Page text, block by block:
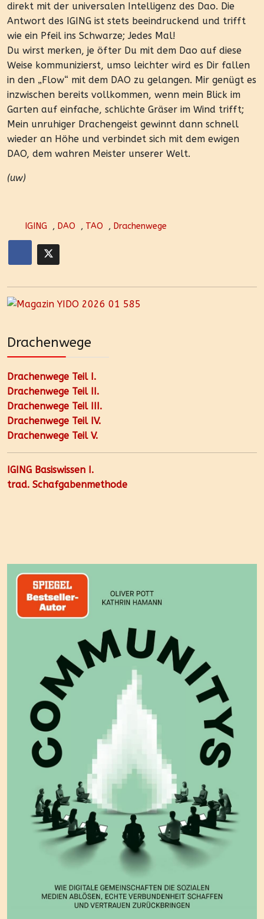
direkt mit der universalen Intelligenz des Dao. Die
Antwort des IGING ist stets beeindruckend und trifft
wie ein Pfeil ins Schwarze; Jedes Mal!
Du wirst merken, je öfter Du mit dem Dao auf diese
Weise kommunizierst, umso leichter wird es Dir fallen
in den „Flow“ mit dem DAO zu gelangen. Mir genügt es
inzwischen bereits vollkommen, wenn mein Blick im
Garten auf einfache, schlichte Gräser im Wind trifft;
Mein unruhiger Drachengeist gewinnt dann schnell
wieder an Höhe und verbindet sich mit dem ewigen
DAO, dem wahren Meister unserer Welt.
(uw)
IGING , DAO , TAO , Drachenwege
Drachenwege
Drachenwege Teil I.
Drachenwege Teil II.
Drachenwege Teil III.
Drachenwege Teil IV.
Drachenwege Teil V.
IGING Basiswissen I.
trad. Schafgabenmethode